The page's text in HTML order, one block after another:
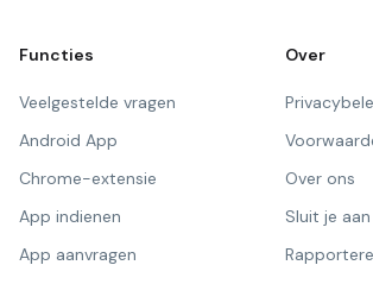
Functies
Veelgestelde vragen
Android App
Chrome-extensie
App indienen
App aanvragen
Over
Over ons
Sluit je